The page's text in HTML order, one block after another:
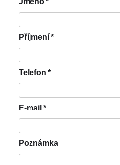
Příjmení*
Telefon *
E-mail *
Poznámka